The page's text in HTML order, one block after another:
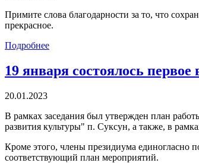
Примите слова благодарности за то, что
прекрасное.
Подробнее
19 января состоялось
20.01.2023
В рамках заседания был утвержден план
развития культуры" п. Суксун, а также, в
Кроме этого, члены президиума единогласно
соответствующий план мероприятий.